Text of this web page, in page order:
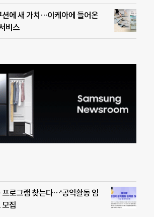
션에 새 가치…이케아에 들어온
비스
로그램 찾는다…‘공익활동 임
모집